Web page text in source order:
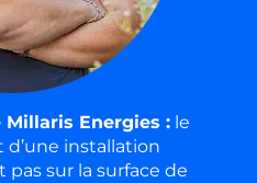
Millaris Energies : le
installation
sur la surface de